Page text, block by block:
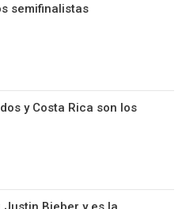
semifinalistas
y Costa Rica son los